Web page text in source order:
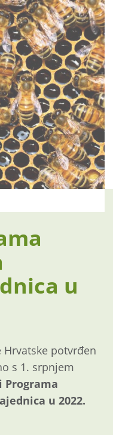
u
potvrđen
s 1. srpnjem
Programa
u 2022.